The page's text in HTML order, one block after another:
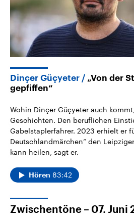
Dinçer Güçyeter
„Von der
gepfiffen“
Wohin Dinçer Güçyeter auch
Geschichten. Den beruflichen
Gabelstaplerfahrer. 2023 erhielt er
Deutschlandmärchen“ den
kann heilen, sagt er.
Hören 83:42
Zwischentöne – 07. Juni